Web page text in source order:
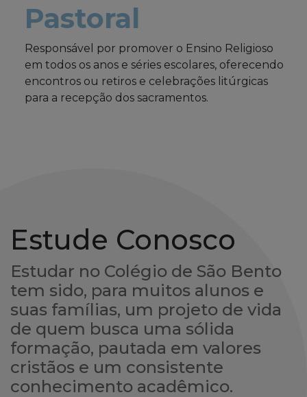
Pastoral
Responsável por promover o Ensino Religioso
em todos os anos e séries escolares, oferecendo
encontros ou retiros e celebrações litúrgicas
para a recepção dos sacramentos.
Estude Conosco
Estudar no Colégio de São Bento
tem sido, para muitos alunos e
suas famílias, um projeto de vida
de quem busca uma sólida
formação, pautada em valores
cristãos e um consistente
conhecimento acadêmico.